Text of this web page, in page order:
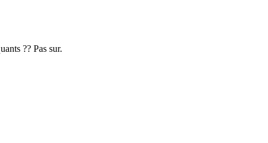
?? Pas sur.